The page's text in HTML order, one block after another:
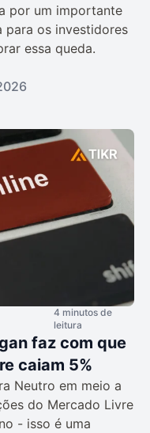
por um importante
para os investidores
essa queda.
4 minutos de
leitura
faz com que
caiam 5%
Neutro em meio a
do Mercado Livre
- isso é uma